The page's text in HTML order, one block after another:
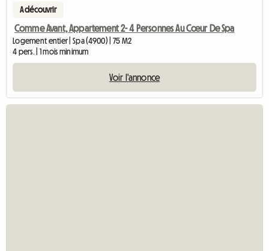
A découvrir
Comme Avant, Appartement 2- 4 Personnes Au Cœur De Spa
Logement entier | Spa (4900) | 75 M2
4 pers. | 1 mois minimum
Voir l'annonce